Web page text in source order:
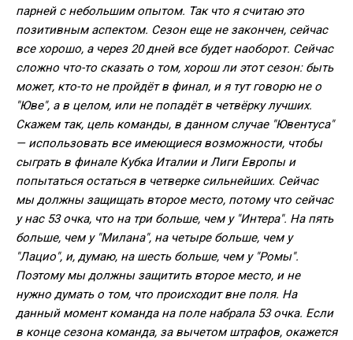
парней с небольшим опытом. Так что я считаю это
позитивным аспектом. Сезон еще не закончен, сейчас
все хорошо, а через 20 дней все будет наоборот. Сейчас
сложно что-то сказать о том, хорош ли этот сезон: быть
может, кто-то не пройдёт в финал, и я тут говорю не о
"Юве", а в целом, или не попадёт в четвёрку лучших.
Скажем так, цель команды, в данном случае "Ювентуса"
— использовать все имеющиеся возможности, чтобы
сыграть в финале Кубка Италии и Лиги Европы и
попытаться остаться в четверке сильнейших. Сейчас
мы должны защищать второе место, потому что сейчас
у нас 53 очка, что на три больше, чем у "Интера". На пять
больше, чем у "Милана", на четыре больше, чем у
"Лацио", и, думаю, на шесть больше, чем у "Ромы".
Поэтому мы должны защитить второе место, и не
нужно думать о том, что происходит вне поля. На
данный момент команда на поле набрала 53 очка. Если
в конце сезона команда, за вычетом штрафов, окажется